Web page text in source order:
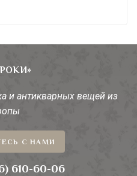
и антикварных вещей из
С НАМИ
610-60-06